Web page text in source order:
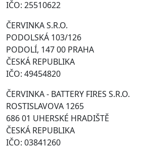
IČO: 25510622
ČERVINKA S.R.O.
PODOLSKÁ 103/126
PODOLÍ, 147 00 PRAHA
ČESKÁ REPUBLIKA
IČO: 49454820
ČERVINKA - BATTERY FIRES S.R.O.
ROSTISLAVOVA 1265
686 01 UHERSKÉ HRADIŠTĚ
ČESKÁ REPUBLIKA
IČO: 03841260